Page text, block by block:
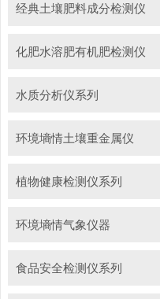
经典土壤肥料成分检测仪
化肥水溶肥有机肥检测仪
水质分析仪系列
环境墒情土壤重金属仪
植物健康检测仪系列
环境墒情气象仪器
食品安全检测仪系列